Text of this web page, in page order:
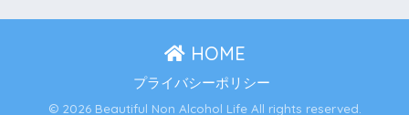
HOME
プライバシーポリシー
© 2026 Beautiful Non Alcohol Life All rights reserved.